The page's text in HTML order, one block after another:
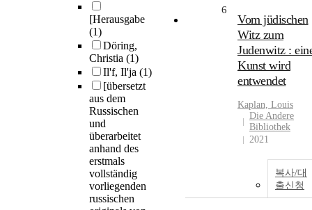
[Herausgabe
(1)
Döring,
Christia (1)
Il'f, Il'ja (1)
[übersetzt
aus dem
Russischen
und
überarbeitet
anhand des
erstmals
vollständig
vorliegenden
russischen
6
Vom jüdischen
Witz zum
Judenwitz :
Kunst wird
entwendet
Kaplan, Louis
Die Andere
Bibliothek
2021
복사/대
출신청